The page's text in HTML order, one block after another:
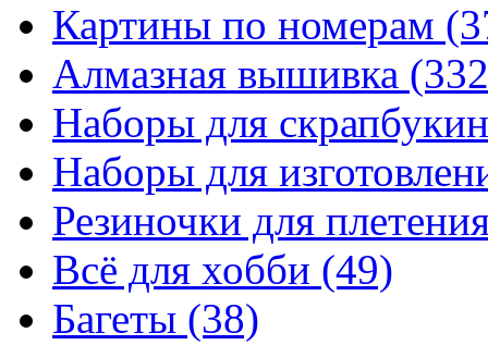
Картины по номерам
Алмазная вышивка
Наборы для
Наборы для
Резиночки для
Всё для хобби (49)
Багеты (38)